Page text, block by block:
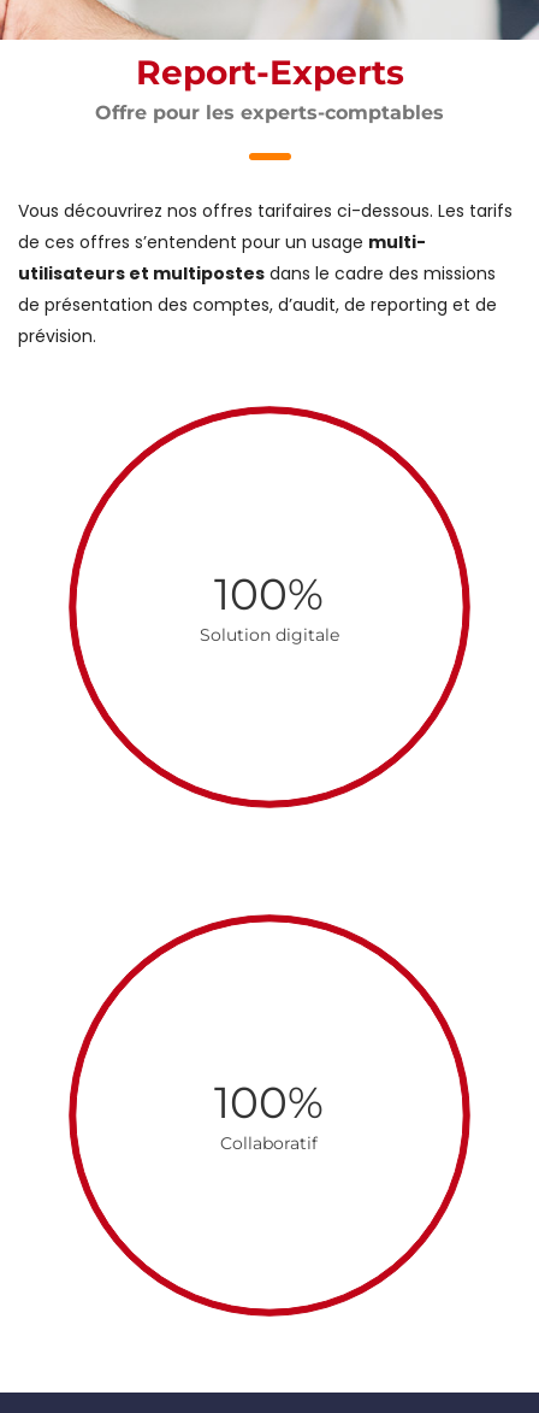
Report-Experts
Offre pour les experts-comptables
Vous découvrirez nos offres tarifaires ci-dessous. Les tarifs
de ces offres s’entendent pour un usage multi-
utilisateurs et multipostes dans le cadre des missions
de présentation des comptes, d’audit, de reporting et de
prévision.
100%
Solution digitale
100%
Collaboratif